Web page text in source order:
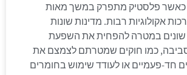
כאשר פלסטיק מתפרק במשך מאות
אקולוגיות רבות. מדינות שונות
שונים במטרה להפחית את השפעת
כמו חוקים שמטרתם לצמצם את
חד-פעמיים או לעודד שימוש בחומרים